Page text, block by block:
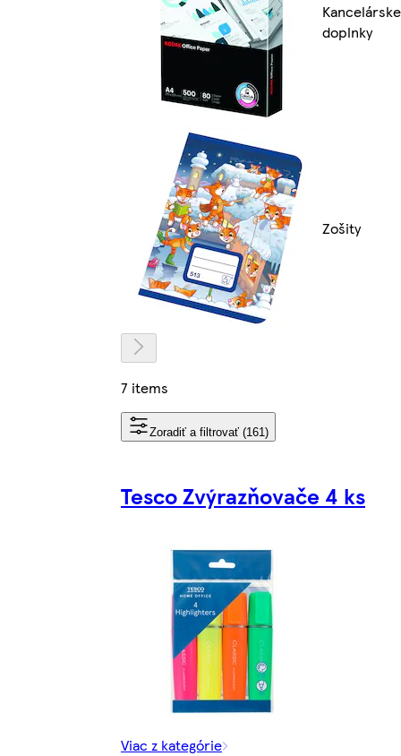
Kancelárske
doplnky
Zošity
7 items
Zoradiť a filtrovať (161)
Tesco Zvýrazňovače 4 ks
Viac z kategórie